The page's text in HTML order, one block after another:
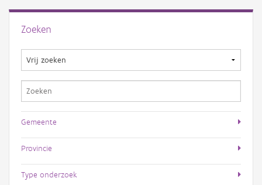
Zoeken
Gemeente
Provincie
Type onderzoek